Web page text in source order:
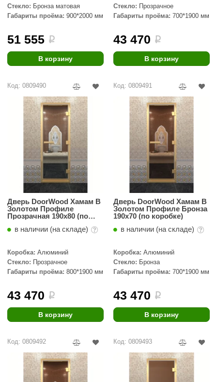
Стекло: Бронза матовая
Габариты проёма: 900*2000 мм
51 555 i
В корзину
профиль
Стекло: Прозрачное
Габариты проёма: 700*1900 мм
43 470 i
В корзину
Код: 0809490
Дверь DoorWood Хамам В
Золотом Профиле
Прозрачная 190х80 (по
в наличии (на складе)
Коробка: Алюминий
Стекло: Прозрачное
Габариты проёма: 800*1900 мм
43 470 i
В корзину
Код: 0809491
Дверь DoorWood Хамам В
Золотом Профиле Бронза
190х70 (по коробке)
в наличии (на складе)
Коробка: Алюминий
Стекло: Бронза
Габариты проёма: 700*1900 мм
43 470 i
В корзину
Код: 0809492 Код: 0809493